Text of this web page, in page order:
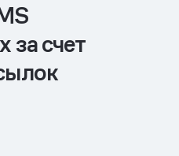
за счет